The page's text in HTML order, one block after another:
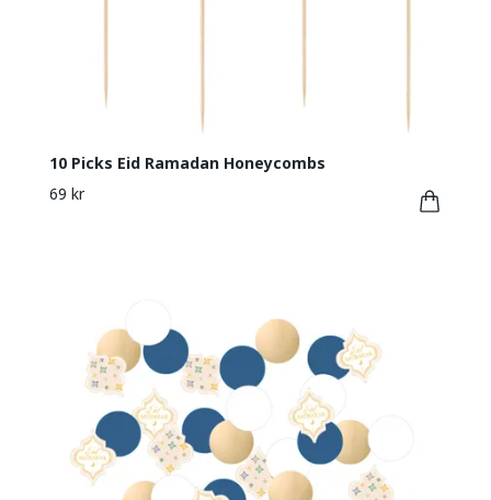
10 Picks Eid Ramadan Honeycombs
69 kr